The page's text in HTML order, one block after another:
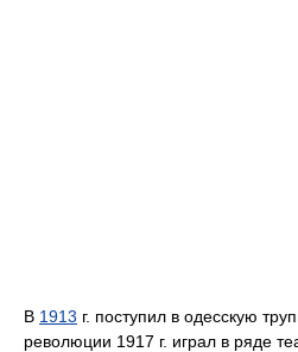
В 1913 г. поступил в одесскую
революции 1917 г. играл в ряде